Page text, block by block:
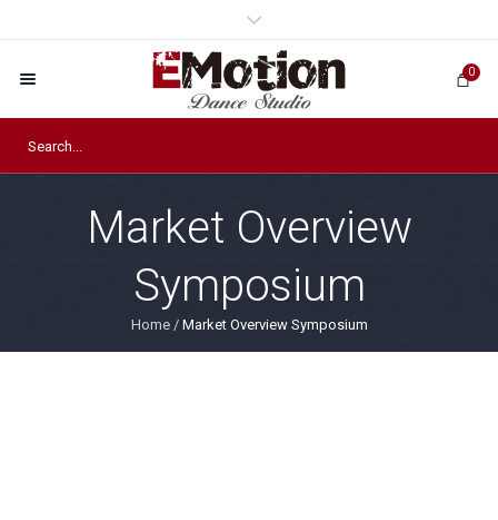
0
Market Overview
Symposium
Home / Market Overview Symposium